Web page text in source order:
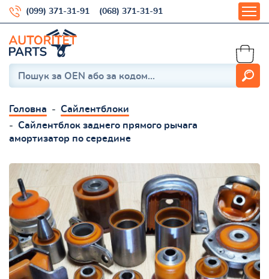
(099) 371-31-91 (068) 371-31-91
Головна
Сайлентблоки
Cайлентблок заднего прямого рычага
амортизатор по середине